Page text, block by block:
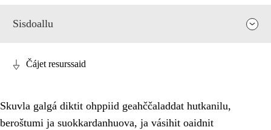
Sisdoallu
Čájet resurssaid
Skuvla galgá diktit ohppiid geahččaladdat hutkanilu,
beroštumi ja suokkardanhuova, ja vásihit oaidnit